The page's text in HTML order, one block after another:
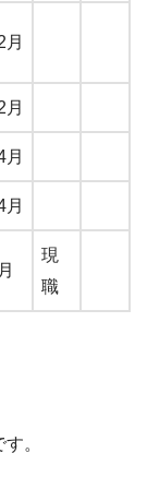
現
職
。